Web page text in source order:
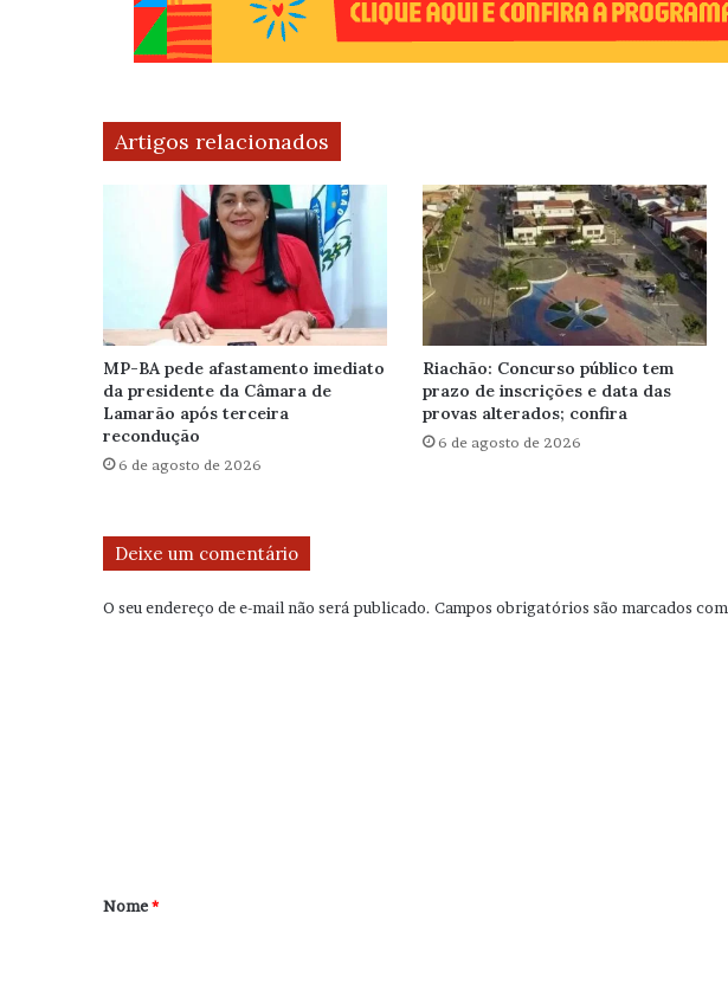
Artigos relacionados
MP-BA pede afastamento imediato
da presidente da Câmara de
Lamarão após terceira
recondução
6 de agosto de 2026
Riachão: Concurso público tem
prazo de inscrições e data das
provas alterados; confira
6 de agosto de 2026
Deixe um comentário
O seu endereço de e-mail não será publicado. Campos obrigatórios são marcados com
r
Nome*